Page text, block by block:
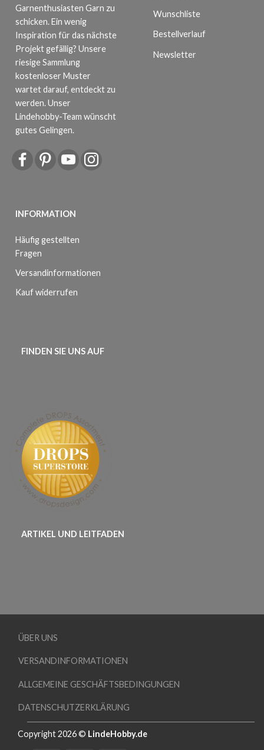
Garnenthusiasten Garn zu
schicken. Ein wenig
Inspiration für das nächste
Projekt gefällig? Unsere
riesige Sammlung
kostenloser Muster
wartet darauf, entdeckt zu
werden. Unser
Lindehobby-Team wünscht
gutes Gelingen.
INFORMATION
Häufig gestellten
Fragen
Versandinformationen
Kauf widerrufen
Wunschliste
Bestellverlauf
Newsletter
FINDEN SIE UNS AUF
ARTIKEL UND LEITFADEN
ÜBER UNS
VERSANDINFORMATIONEN
ALLGEMEINE GESCHÄFTSBEDINGUNGEN
DATENSCHUTZERKLÄRUNG
Copyright 2026 © LindeHobby.de